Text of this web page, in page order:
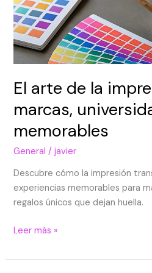
El arte de la
marcas,
memorables
General /javier
Descubre cómo la impresión
experiencias memorables para
regalos únicos que dejan huella.
Leer más »